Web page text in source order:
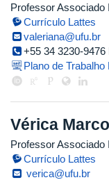
Professor Associado
Currículo Lattes
valeriana@ufu.br
+55 34 3230-9476
Plano de Trabalho
Vérica
Professor Associado I
Currículo Lattes
verica@ufu.br